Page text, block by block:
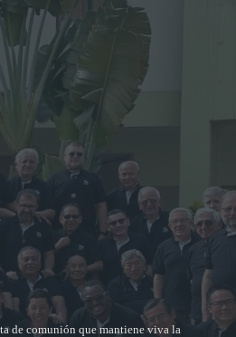
de comunión que mantiene viva la